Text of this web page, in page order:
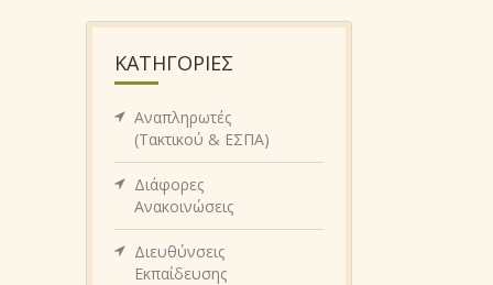
KΑΤΗΓΟΡΊΕΣ
Αναπληρωτές
(Τακτικού & ΕΣΠΑ)
Διάφορες
Ανακοινώσεις
Διευθύνσεις
Εκπαίδευσης